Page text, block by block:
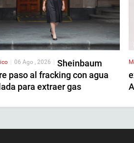
06 Ago , 2026
Sheinbaum
paso al fracking con agua
para extraer gas